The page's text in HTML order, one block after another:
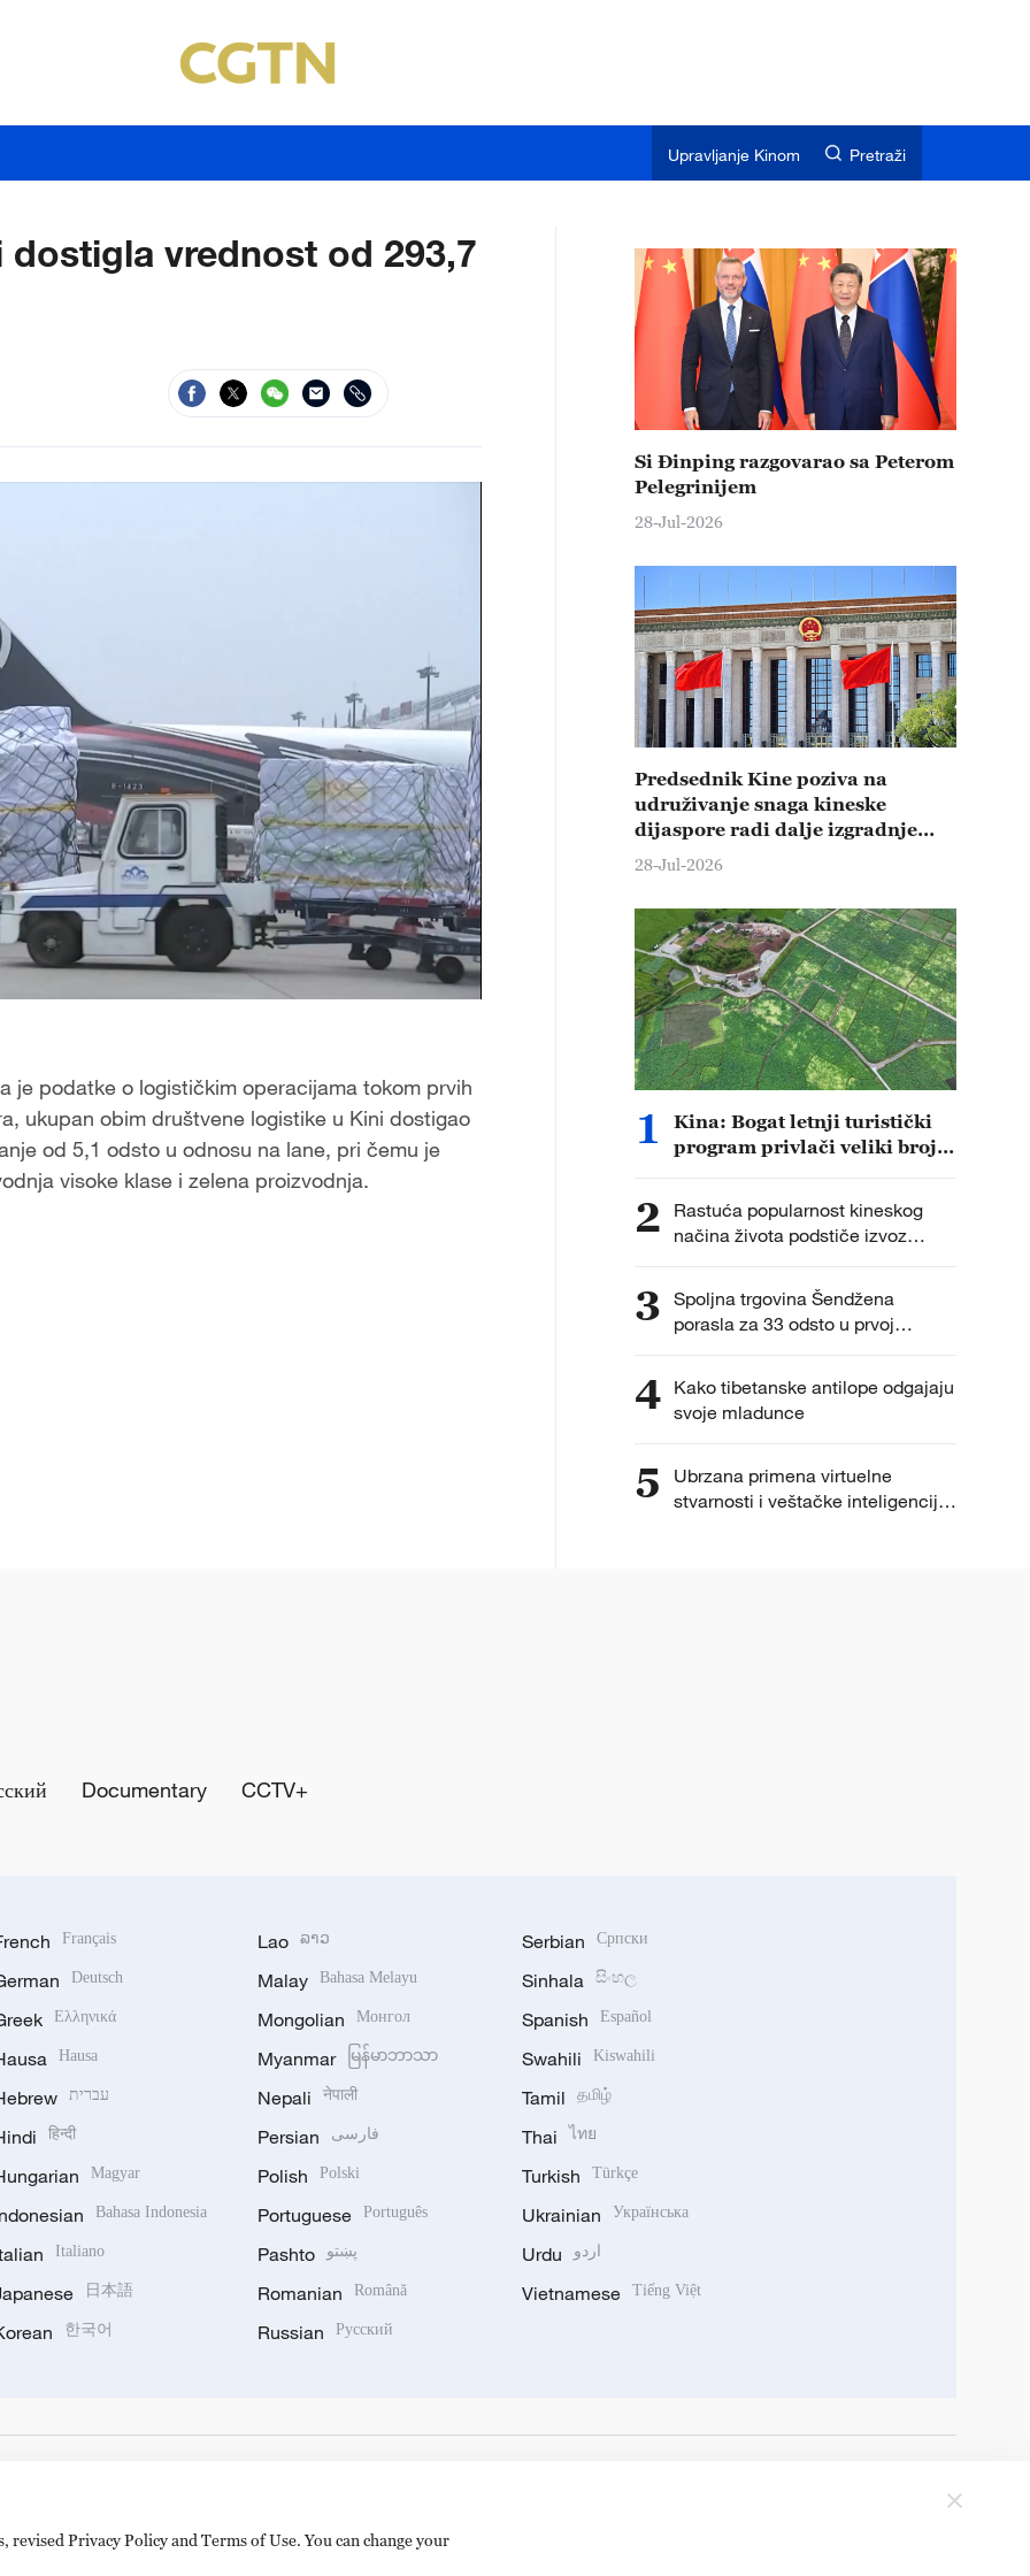
Upravljanje Kinom Pretraži
vrednost od 293,7
je podatke o logističkim operacijama tokom prvih
ukupan obim društvene logistike u Kini dostigao
od 5,1 odsto u odnosu na lane, pri čemu je
visoke klase i zelena proizvodnja.
Si Đinping razgovarao sa Peterom
Pelegrinijem
28-Jul-2026
Predsednik Kine poziva na
udruživanje snaga kineske
dijaspore radi dalje izgradnje
države i nacionalnog
28-Jul-2026
1
Kina: Bogat letnji turistički
program privlači veliki broj
2
Rastuća popularnost kineskog
načina života podstiče izvoz
kineskih proizvoda
3 Spoljna trgovina Šendžena
porasla za 33 odsto u prvoj
polovini godine
4 Kako tibetanske antilope odgajaju
svoje mladunce
5
Ubrzana primena virtuelne
stvarnosti i veštačke inteligencije
Documentary CCTV+
Français
Deutsch
Ελληνικά
Hausa
עברית
हिन्दी
Magyar
Bahasa Indonesia
Italiano
日本語
한국어
Lao ລາວ
Malay Bahasa Melayu
Mongolian Монгол
Myanmar မြန်မာဘာသာ
Nepali नेपाली
Persian فارسی
Polish Polski
Portuguese Português
Pashto پښتو
Romanian Română
Russian Русский
Serbian Српски
Sinhala සිංහල
Spanish Español
Swahili Kiswahili
Tamil தமிழ்
Thai ไทย
Turkish Türkçe
Ukrainian Українська
Urdu اردو
Vietnamese Tiếng Việt
Privacy Policy and Terms of Use. You can change your